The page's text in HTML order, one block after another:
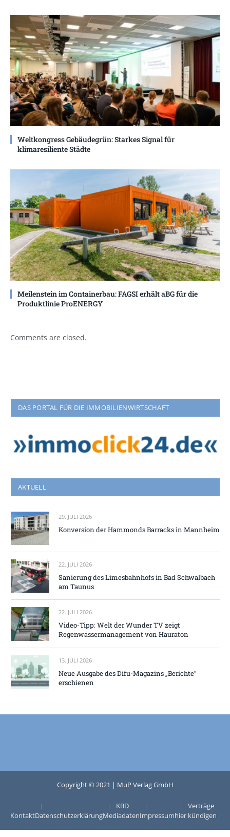
Weltkongress Gebäudegrün: Starkes Signal für
klimaresiliente Städte
Meilenstein im Containerbau: FAGSI erhält aBG für die
Produktlinie ProENERGY
Comments are closed.
DAS PORTAL FÜR DIE IMMOBILIENWIRTSCHAFT
AKTUELL
29. JULI 2026
Konversion der Hammonds Barracks in Mannheim
22. JULI 2026
Sanierung des Limesbahnhofs in Bad Schwalbach
am Taunus
22. JULI 2026
Video-Tipp: Welt der Wunder TV zeigt
Regenwassermanagement von Hauraton
13. JULI 2026
Neue Ausgabe des Difu-Magazins „Berichte“
erschienen
Copyright © 2021 | MuP Verlag GmbH
KontaktDatenschutzerklärung
KBD
MediadatenImpressum
Verträge
hier kündigen